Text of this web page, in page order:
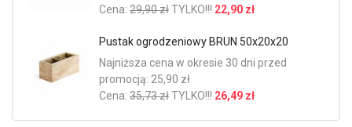
Cena: 29,90 złTYLKO!!! 22,90 zł
Pustak ogrodzeniowy BRUN 50x20x20
Najniższa cena w okresie 30 dni przed
promocją: 25,90 zł
Cena: 35,73 złTYLKO!!! 26,49 zł